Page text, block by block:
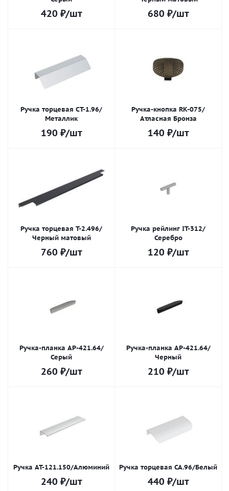
420 ₽/шт 680 ₽/шт
Ручка торцевая СТ-1.96/
Металлик
190 ₽/шт
Ручка-кнопка RK-075/
Атласная Бронза
140 ₽/шт
Ручка торцевая Т-2.496/
Черный матовый
760 ₽/шт
Ручка рейлинг IT-312/
Серебро
120 ₽/шт
Ручка-планка AP-421.64/
Серый
260 ₽/шт
Ручка-планка AP-421.64/
Черный
210 ₽/шт
Ручка AT-121.150/Алюминий
240 ₽/шт
Ручка торцевая СА.96/Белый
440 ₽/шт